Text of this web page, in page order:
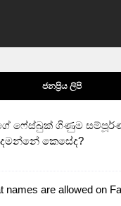
ජනප්‍රිය ලිපි
ෆේස්බුක් ගිණුම
කෙසේද?
names are allowed on